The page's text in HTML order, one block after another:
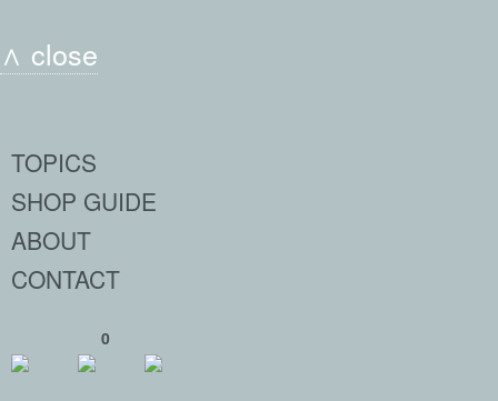
∧ close
TOPICS
SHOP GUIDE
ABOUT
CONTACT
0